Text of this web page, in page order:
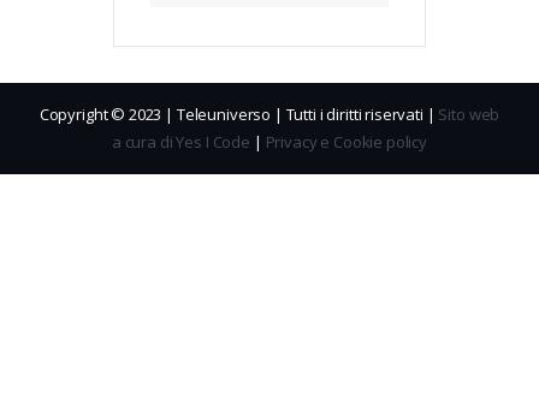
Copyright © 2023 | Teleuniverso | Tutti i diritti riservati | Sito web
a cura di Yes I Code | Privacy e Cookie policy